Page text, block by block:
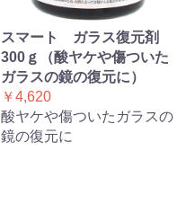
スマート ガラス復元剤
300ｇ（酸ヤケや傷ついた
ガラスの鏡の復元に）
￥4,620
酸ヤケや傷ついたガラスの
鏡の復元に